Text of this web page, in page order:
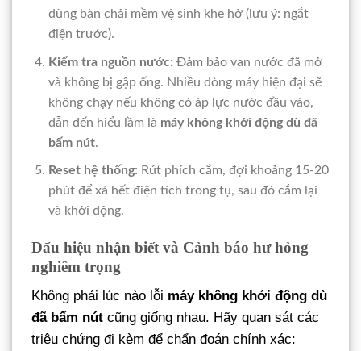
dùng bàn chải mềm vệ sinh khe hở (lưu ý: ngắt
điện trước).
Kiểm tra nguồn nước: Đảm bảo van nước đã mở
và không bị gập ống. Nhiều dòng máy hiện đại sẽ
không chạy nếu không có áp lực nước đầu vào,
dẫn đến hiểu lầm là máy không khởi động dù đã
bấm nút.
Reset hệ thống: Rút phích cắm, đợi khoảng 15-20
phút để xả hết điện tích trong tụ, sau đó cắm lại
và khởi động.
Dấu hiệu nhận biết và Cảnh báo hư hỏng
nghiêm trọng
Không phải lúc nào lỗi máy không khởi động dù
đã bấm nút cũng giống nhau. Hãy quan sát các
triệu chứng đi kèm để chẩn đoán chính xác: